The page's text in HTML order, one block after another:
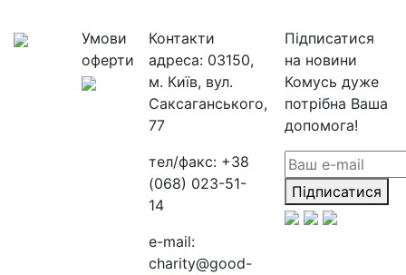
Умови
оферти
Контакти
адреса: 03150,
м. Київ, вул.
Саксаганського,
77
тел/факс: +38
(068) 023-51-
14
e-mail:
charity@good-
Підписатися
на новини
Комусь дуже
потрібна Ваша
допомога!
Підписатися